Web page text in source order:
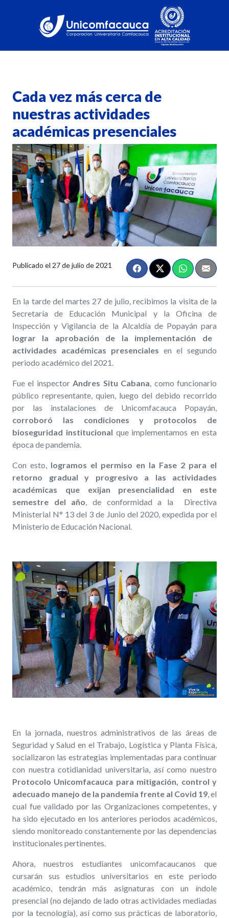
Cada vez más cerca de
nuestras actividades
académicas presenciales
Publicado el 27 de julio de 2021
En la tarde del martes 27 de julio, recibimos la visita de la
Secretaría de Educación Municipal y la Oficina de
Inspección y Vigilancia de la Alcaldía de Popayán para
lograr la aprobación de la implementación de
actividades académicas presenciales en el segundo
periodo académico del 2021.
Fue el inspector Andres Situ Cabana , como funcionario
público representante, quien, luego del debido recorrido
por las instalaciones de Unicomfacauca Popayán,
corroboró las condiciones y protocolos de
bioseguridad institucional que implementamos en esta
época de pandemia.
Con esto, logramos el permiso en la Fase 2 para el
retorno gradual y progresivo a las actividades
académicas que exijan presencialidad en este
semestre del año , de conformidad a la Directiva
Ministerial N° 13 del 3 de Junio del 2020, expedida por el
Ministerio de Educación Nacional.
En la jornada, nuestros administrativos de las áreas de
Seguridad y Salud en el Trabajo, Logística y Planta Física,
socializaron las estrategias implementadas para continuar
con nuestra cotidianidad universitaria, así como nuestro
Protocolo Unicomfacauca para mitigación, control y
adecuado manejo de la pandemia frente al Covid 19, el
cual fue validado por las Organizaciones competentes, y
ha sido ejecutado en los anteriores periodos académicos,
siendo monitoreado constantemente por las dependencias
institucionales pertinentes.
Ahora, nuestros estudiantes unicomfacaucanos que
cursarán sus estudios universitarios en este periodo
académico, tendrán más asignaturas con un índole
presencial (no dejando de lado otras actividades mediadas
por la tecnología), así como sus prácticas de laboratorio,